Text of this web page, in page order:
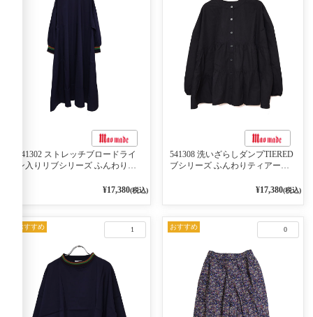
541302 ストレッチブロードライ
ン入りリブシリーズ ふんわりス
¥17,380(税込)
541308 洗いざらしダンプTIERED
ブシリーズ ふんわりティアード
¥17,380(税込)
1
おすすめ 0
おすすめ